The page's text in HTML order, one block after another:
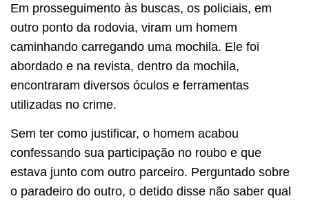
Em prosseguimento às buscas, os policiais, em
outro ponto da rodovia, viram um homem
caminhando carregando uma mochila. Ele foi
abordado e na revista, dentro da mochila,
encontraram diversos óculos e ferramentas
utilizadas no crime.
Sem ter como justificar, o homem acabou
confessando sua participação no roubo e que
estava junto com outro parceiro. Perguntado sobre
o paradeiro do outro, o detido disse não saber qual